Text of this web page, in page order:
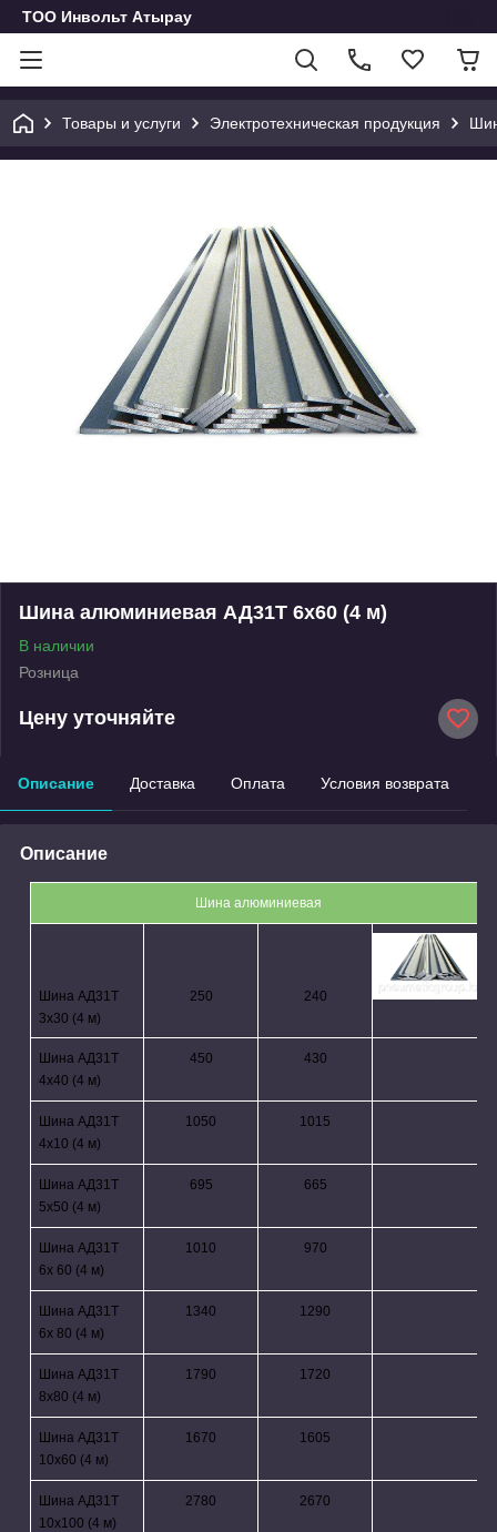
ТОО Инвольт Атырау
Товары и услуги Электротехническая продукция
Шина алюминиевая АД31Т 6х60 (4 м)
В наличии
Розница
Цену уточняйте
Описание Доставка Оплата Условия возврата
Описание
Шина алюминиевая
Шина АД31Т
3х30 (4 м)
250 240
Шина АД31Т
4х40 (4 м)
450 430
Шина АД31Т
4х10 (4 м)
1050 1015
Шина АД31Т
5х50 (4 м)
695 665
Шина АД31Т
6х 60 (4 м)
1010 970
Шина АД31Т
6х 80 (4 м)
1340 1290
Шина АД31Т
8х80 (4 м)
1790 1720
Шина АД31Т
10х60 (4 м)
1670 1605
Шина АД31Т
10х100 (4 м)
2780 2670